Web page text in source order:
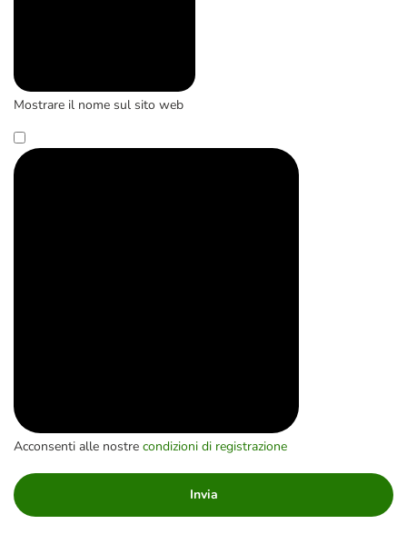
Mostrare il nome sul sito web
Acconsenti alle nostre condizioni di registrazione
Invia